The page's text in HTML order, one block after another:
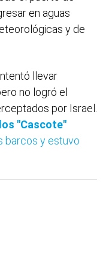
en aguas
y de
llevar
no logró el
por Israel.
"Cascote"
barcos y estuvo